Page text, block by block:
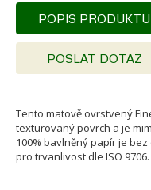
POPIS PRODUKTU
POSLAT DOTAZ
Tento matově ovrstvený
texturovaný povrch a je
100% bavlněný papír je
pro trvanlivost dle ISO 9706.